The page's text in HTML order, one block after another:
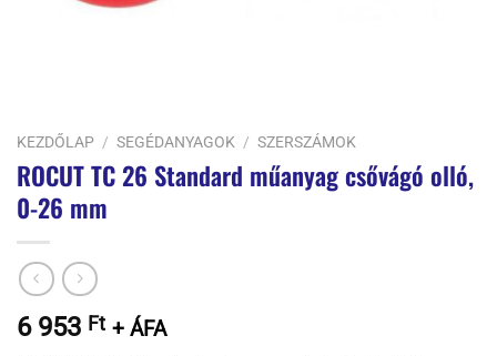
KEZDŐLAP / SEGÉDANYAGOK / SZERSZÁMOK
ROCUT TC 26 Standard műanyag csővágó olló,
0-26 mm
6 953 Ft + ÁFA